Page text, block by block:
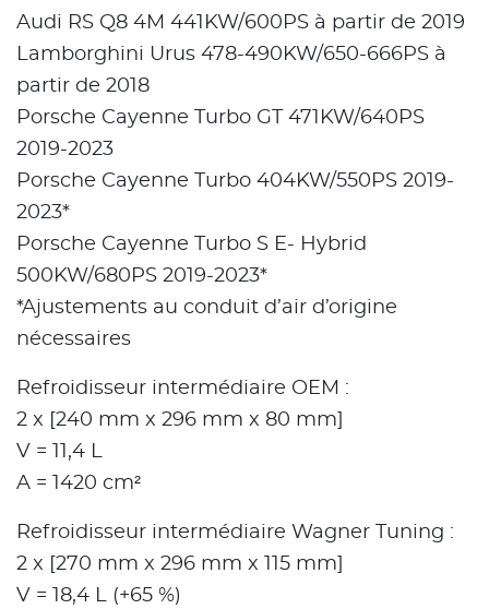
Audi RS Q8 4M 441KW/600PS à partir de 2019
Lamborghini Urus 478-490KW/650-666PS à
partir de 2018
Porsche Cayenne Turbo GT 471KW/640PS
2019-2023
Porsche Cayenne Turbo 404KW/550PS 2019-
2023*
Porsche Cayenne Turbo S E- Hybrid
500KW/680PS 2019-2023*
*Ajustements au conduit d’air d’origine
nécessaires
Refroidisseur intermédiaire OEM :
2 x [240 mm x 296 mm x 80 mm]
V = 11,4 L
A = 1420 cm²
Refroidisseur intermédiaire Wagner Tuning :
2 x [270 mm x 296 mm x 115 mm]
V = 18,4 L (+65 %)